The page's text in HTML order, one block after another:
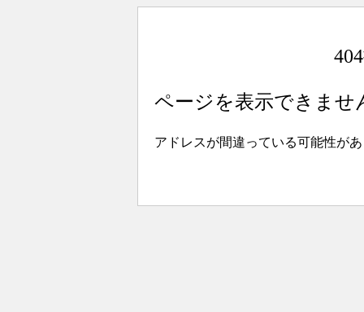
ページを表示できませ
アドレスが間違っている可能性が